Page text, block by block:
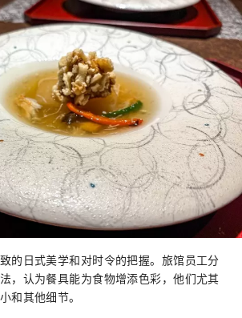
的日式美学和对时令的把握。旅馆员工分
，认为餐具能为食物增添色彩，他们尤其
和其他细节。